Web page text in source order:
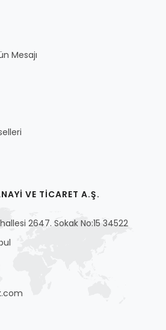
Mesajı
VE TİCARET A.Ş.
2647. Sokak No:15 34522